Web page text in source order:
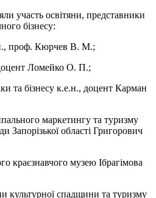
участь освітяни, представники
бізнесу:
проф. Кюрчев В. М.;
Ломейко О. П.;
та бізнесу к.е.н., доцент Карман
маркетингу та туризму
Запорізької області Григорович
краєзнавчого музею Ібрагімова
культурної спадщини та туризму